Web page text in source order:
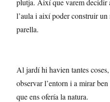
plutja. Així que varem decidir
l’aula i així poder construir
parella.
Al jardí hi havien tantes
observar l’entorn i a mirar
que ens ofería la natura.